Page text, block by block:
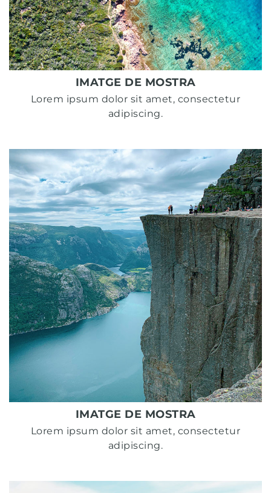
IMATGE DE MOSTRA
Lorem ipsum dolor sit amet, consectetur
adipiscing.
IMATGE DE MOSTRA
Lorem ipsum dolor sit amet, consectetur
adipiscing.